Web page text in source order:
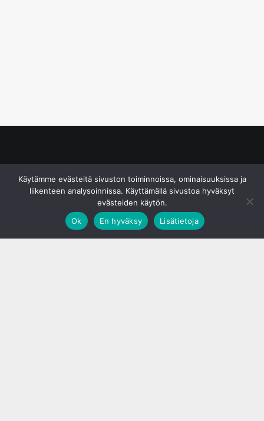
Käytämme evästeitä sivuston toiminnoissa, ominaisuuksissa ja
liikenteen analysoinnissa. Käyttämällä sivustoa hyväksyt
evästeiden käytön.
Ok
En hyväksy Lisätietoja